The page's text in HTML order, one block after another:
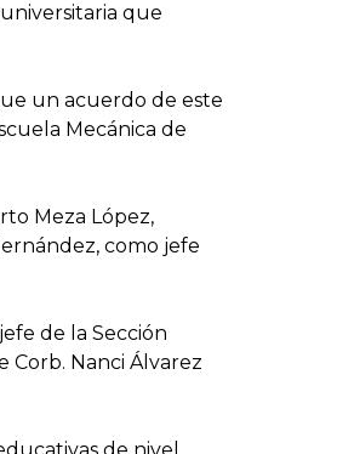
que
un acuerdo de este
Mecánica de
Meza López,
como jefe
de la Sección
Corb. Nanci Álvarez